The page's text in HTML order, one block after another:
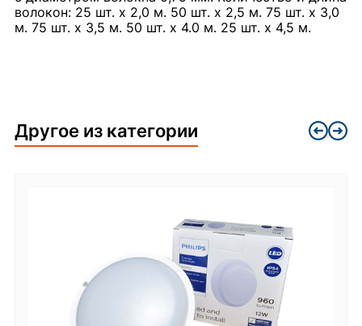
волокон: 25 шт. х 2,0 м. 50 шт. x 2,5 м. 75 шт. х 3,0
м. 75 шт. х 3,5 м. 50 шт. х 4.0 м. 25 шт. х 4,5 м.
Другое из категории